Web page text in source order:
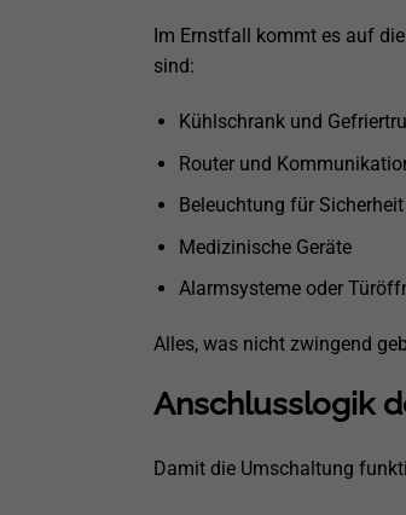
Im Ernstfall kommt es auf
sind:
Kühlschrank und
Router und
Beleuchtung für
Medizinische Geräte
Alarmsysteme oder
Alles, was nicht zwingend
Anschlusslogik
Damit die Umschaltung